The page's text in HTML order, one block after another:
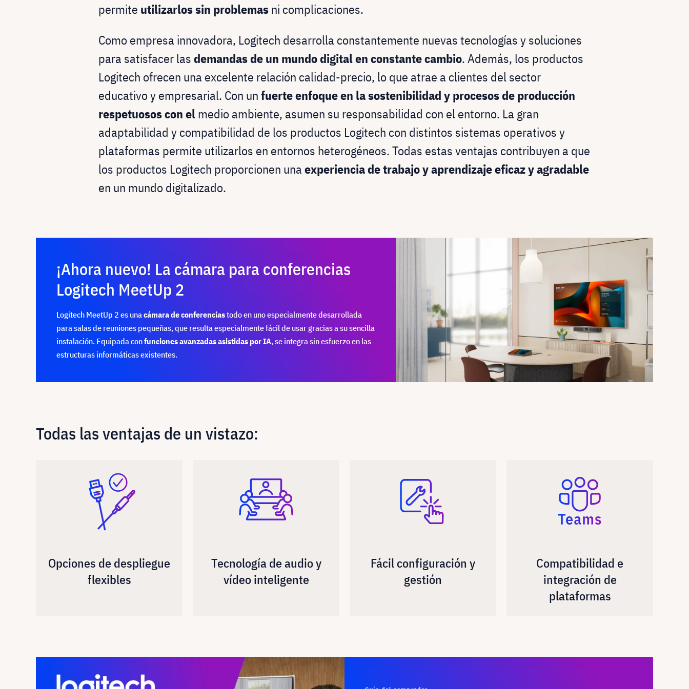
permite utilizarlos sin problemasni complicaciones.
Como empresa innovadora, Logitech desarrolla constantemente nuevas tecnologías y soluciones
para satisfacer las demandas de un mundo digital en constante cambio. Además, los productos
Logitech ofrecen una excelente relación calidad-precio, lo que atrae a clientes del sector
educativo y empresarial. Con unfuerte enfoque en la sostenibilidad y procesos de producción
respetuosos con elmedio ambiente, asumen su responsabilidad con el entorno. La gran
adaptabilidad y compatibilidad de los productos Logitech con distintos sistemas operativos y
plataformas permite utilizarlos en entornos heterogéneos. Todas estas ventajas contribuyen a que
los productos Logitech proporcionen unaexperiencia de trabajo y aprendizaje eficaz y agradable
en un mundo digitalizado.
¡Ahora nuevo! La cámara para conferencias
Logitech MeetUp 2
Logitech MeetUp 2 es una cámara de conferenciastodo en uno especialmente desarrollada
para salas de reuniones pequeñas, que resulta especialmente fácil de usar gracias a su sencilla
instalación. Equipada confunciones avanzadas asistidas por IA, se integra sin esfuerzo en las
estructuras informáticas existentes.
Todas las ventajas de un vistazo:
Opciones de despliegue
flexibles
Tecnología de audio y
vídeo inteligente
Fácil configuración y
gestión
Compatibilidad e
integración de
plataformas